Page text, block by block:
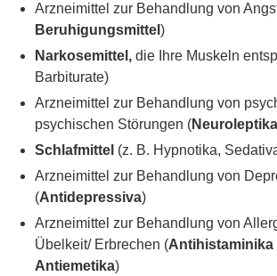
Arzneimittel zur Behandlung von
Beruhigungsmittel )
Narkosemittel, die Ihre Muskeln
Barbiturate)
Arzneimittel zur Behandlung von
psychischen Störungen (Neuroleptika
Schlafmittel (z. B. Hypnotika,
Arzneimittel zur Behandlung von
(Antidepressiva)
Arzneimittel zur Behandlung von
Übelkeit/ Erbrechen (Antihistaminika
Antiemetika)